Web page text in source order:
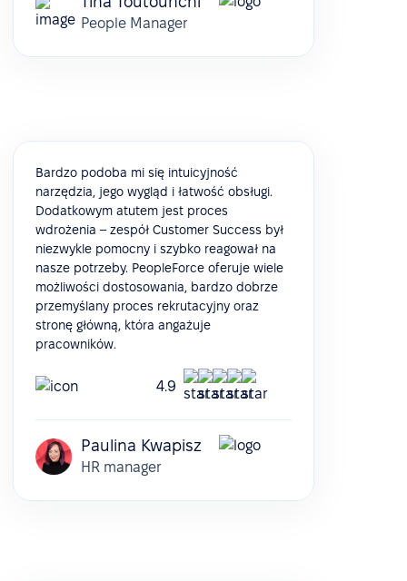
People Manager
Bardzo podoba mi się intuicyjność
narzędzia, jego wygląd i łatwość obsługi.
Dodatkowym atutem jest proces
wdrożenia – zespół Customer Success był
niezwykle pomocny i szybko reagował na
nasze potrzeby. PeopleForce oferuje wiele
możliwości dostosowania, bardzo dobrze
przemyślany proces rekrutacyjny oraz
stronę główną, która angażuje
pracowników.
4.9
Paulina Kwapisz
HR manager